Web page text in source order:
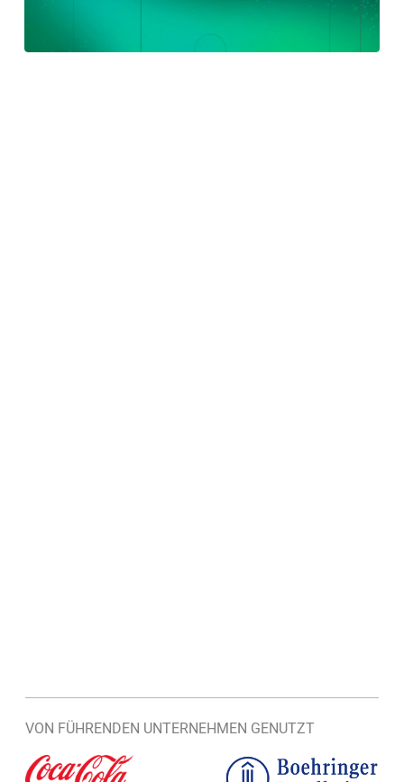
VON FÜHRENDEN UNTERNEHMEN GENUTZT